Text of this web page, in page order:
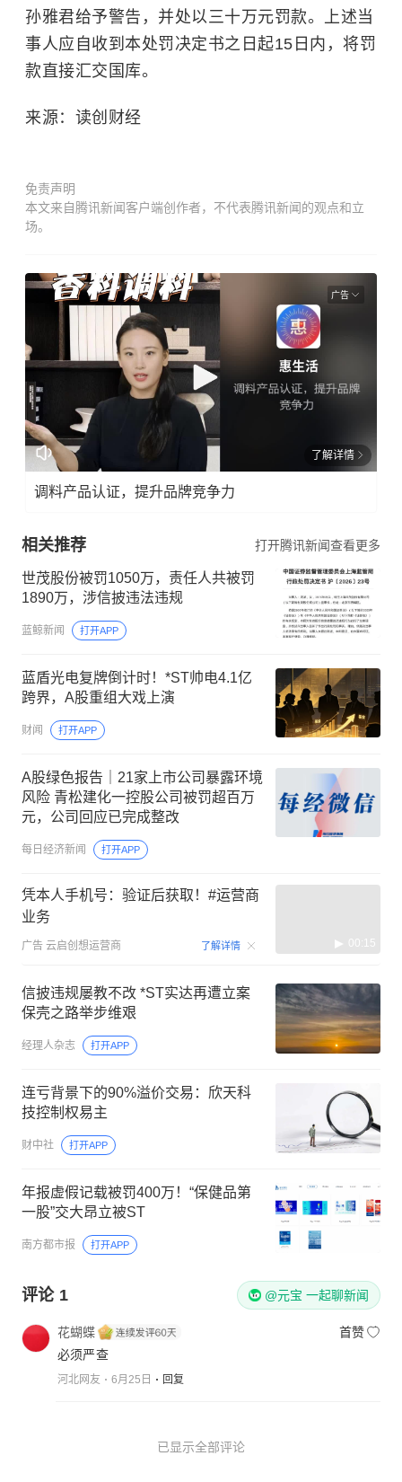
孙雅君给予警告，并处以三十万元罚款。上述当
事人应自收到本处罚决定书之日起15日内，将罚
款直接汇交国库。
来源：读创财经
免责声明
本文来自腾讯新闻客户端创作者，不代表腾讯新闻的观点和立
场。
广告
了解详情
调料产品认证，提升品牌竞争力
相关推荐 打开腾讯新闻查看更多
世茂股份被罚1050万，责任人共被罚
1890万，涉信披违法违规
蓝鲸新闻 打开APP
蓝盾光电复牌倒计时！*ST帅电4.1亿
跨界，A股重组大戏上演
财闻 打开APP
A股绿色报告｜21家上市公司暴露环境
风险 青松建化一控股公司被罚超百万
元，公司回应已完成整改
每日经济新闻 打开APP
凭本人手机号：验证后获取！#运营商
业务
广告 云启创想运营商 了解详情 00:15
信披违规屡教不改 *ST实达再遭立案
保壳之路举步维艰
经理人杂志 打开APP
连亏背景下的90%溢价交易：欣天科
技控制权易主
财中社 打开APP
年报虚假记载被罚400万！“保健品第
一股”交大昂立被ST
南方都市报 打开APP
评论 1 @元宝 一起聊新闻
花蝴蝶
首赞
必须严查
河北网友 6月25日 回复
已显示全部评论